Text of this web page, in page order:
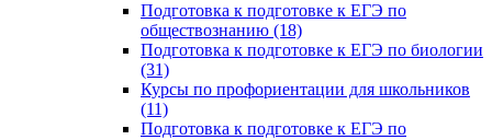
Подготовка к подготовке к ЕГЭ по
обществознанию (18)
Подготовка к подготовке к ЕГЭ по биологии
(31)
Курсы по профориентации для школьников
(11)
Подготовка к подготовке к ЕГЭ по